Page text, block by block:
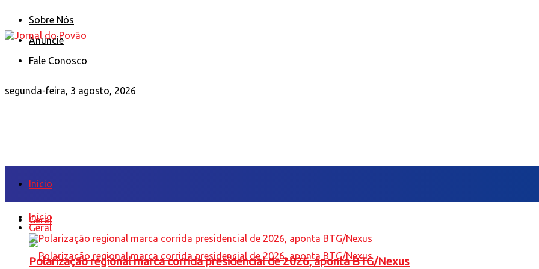
Sobre Nós
Anuncie
Fale Conosco
segunda-feira, 3 agosto, 2026
Início
Geral
Início
Geral
Polarização regional marca corrida presidencial de 2026, aponta BTG/Nexus